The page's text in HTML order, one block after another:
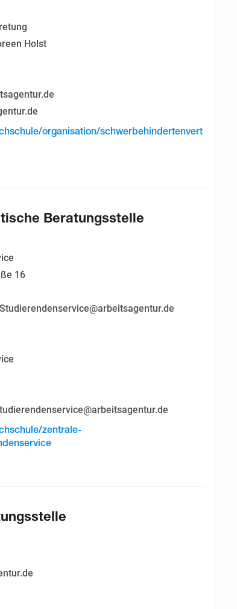
Holst
organisation/schwerbehindertenvert
Beratungsstelle
16
zentrale-